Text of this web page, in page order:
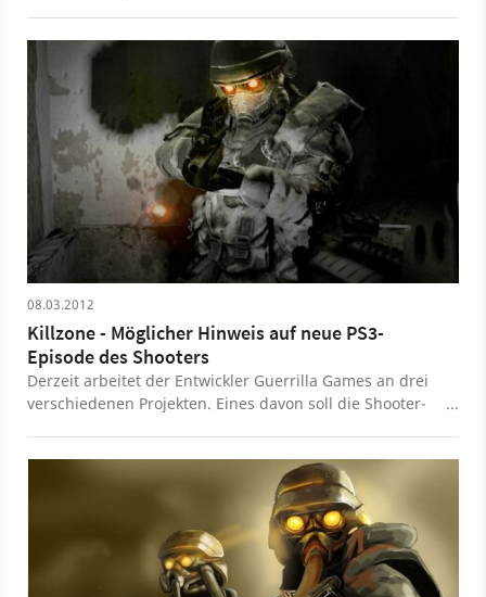
08.03.2012
Killzone - Möglicher Hinweis auf neue PS3-
Episode des Shooters
Derzeit arbeitet der Entwickler Guerrilla Games an drei
verschiedenen Projekten. Eines davon soll die Shooter-